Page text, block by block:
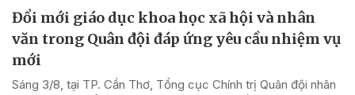
Đổi mới giáo dục khoa học xã hội và nhân
văn trong Quân đội đáp ứng yêu cầu nhiệm vụ
mới
Sáng 3/8, tại TP. Cần Thơ, Tổng cục Chính trị Quân đội nhân